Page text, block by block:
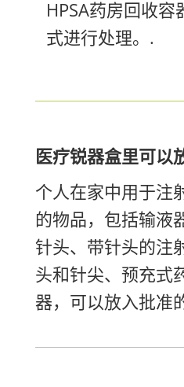
HPSA药房回收
式进行处理。.
医疗锐器盒里可以
个人在家中用于注
的物品，包括输液
针头、带针头的注
头和针尖、预充式
器，可以放入批准